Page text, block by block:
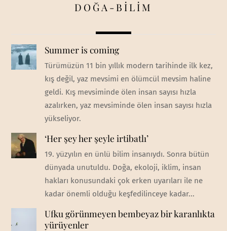
DOĞA-BİLİM
Summer is coming
Türümüzün 11 bin yıllık modern tarihinde ilk kez,
kış değil, yaz mevsimi en ölümcül mevsim haline
geldi. Kış mevsiminde ölen insan sayısı hızla
azalırken, yaz mevsiminde ölen insan sayısı hızla
yükseliyor.
‘Her şey her şeyle irtibatlı’
19. yüzyılın en ünlü bilim insanıydı. Sonra bütün
dünyada unutuldu. Doğa, ekoloji, iklim, insan
hakları konusundaki çok erken uyarıları ile ne
kadar önemli olduğu keşfedilinceye kadar...
Ufku görünmeyen bembeyaz bir karanlıkta
yürüyenler